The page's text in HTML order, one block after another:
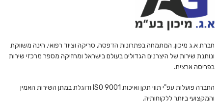
חברת א.ג מיכון, המתמחה בפתרונות הדפסה, סריקה וציוד רפואי, הינה משווקת
ונותנת שירות של היצרנים הגדולים בעולם בישראל ומחזיקה מספר מרכזי שירות
בפריסה ארצית.
החברה פועלות עפ"י תווי תקן ואיכות ISO 9001 ודוגלת במתן השירות האמין
והמקצועי ביותר ללקוחותיה.